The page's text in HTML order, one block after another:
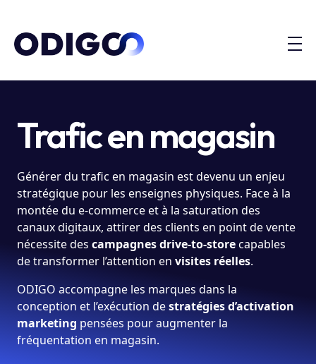
Trafic en magasin
Générer du trafic en magasin est devenu un enjeu
stratégique pour les enseignes physiques. Face à la
montée du e-commerce et à la saturation des
canaux digitaux, attirer des clients en point de vente
nécessite des campagnes drive-to-storecapables
de transformer l’attention en visites réelles.
ODIGO accompagne les marques dans la
conception et l’exécution destratégies d’activation
marketing pensées pour augmenter la
fréquentation en magasin.